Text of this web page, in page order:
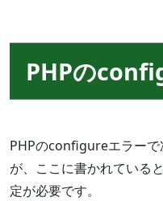
PHPの
PHPのconfigureエラーで
が、ここに書かれている
定が必要です。